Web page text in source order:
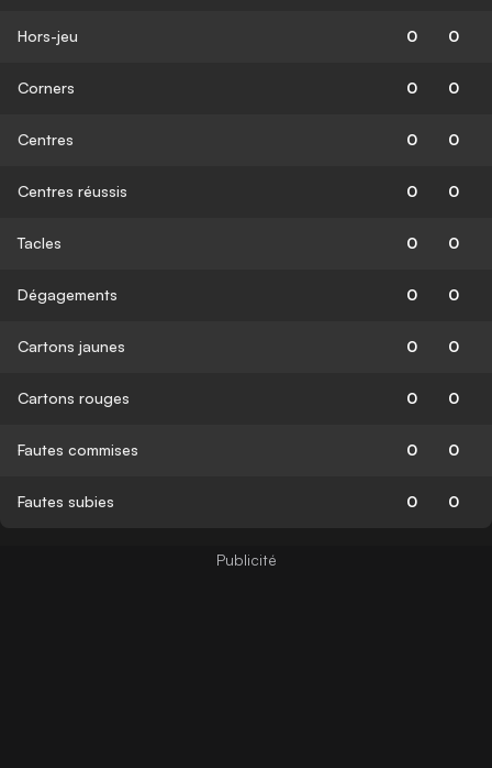
Hors-jeu 0 0
Corners 0 0
Centres 0 0
Centres réussis 0 0
Tacles 0 0
Dégagements 0 0
Cartons jaunes 0 0
Cartons rouges 0 0
Fautes commises 0 0
Fautes subies 0 0